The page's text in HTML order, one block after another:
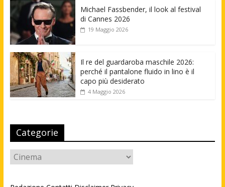
Michael Fassbender, il look al festival
di Cannes 2026
19 Maggio 2026
Il re del guardaroba maschile 2026:
perché il pantalone fluido in lino è il
capo più desiderato
4 Maggio 2026
Categorie
Categorie